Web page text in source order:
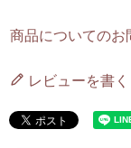
商品についてのお
レビューを書く